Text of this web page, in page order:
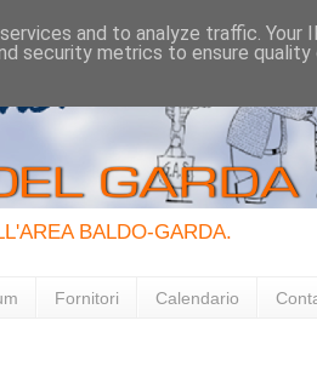
BALDO-GARDA.
Fornitori Calendario
and to analyze traffic. Your
security metrics to ensure